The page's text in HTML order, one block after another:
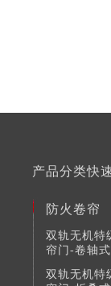
产品分类快
防火卷帘
双轨无机特
帘门-卷轴式
双轨无机特